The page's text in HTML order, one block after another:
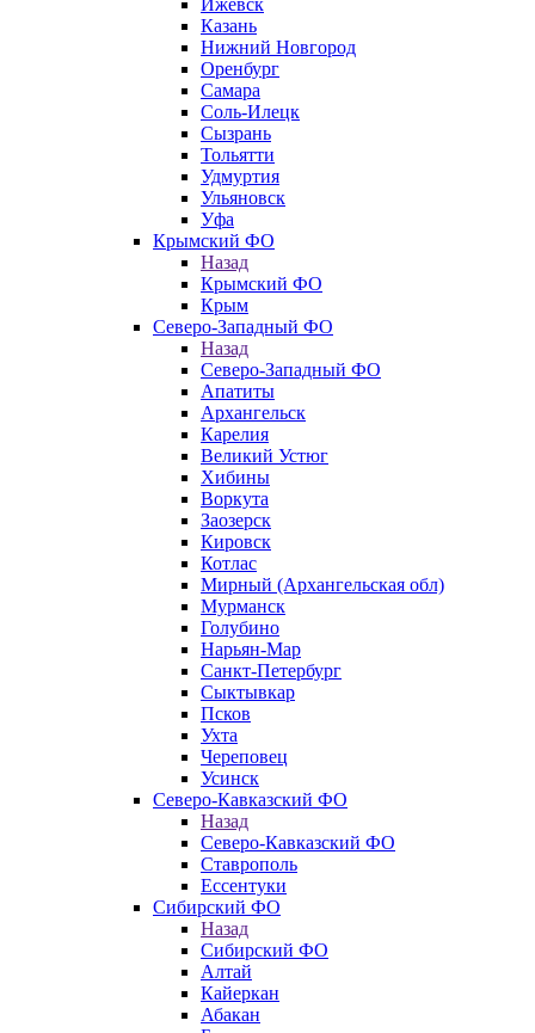
Ижевск
Казань
Нижний Новгород
Оренбург
Самара
Соль-Илецк
Сызрань
Тольятти
Удмуртия
Ульяновск
Уфа
Крымский ФО
Назад
Крымский ФО
Крым
Северо-Западный ФО
Назад
Северо-Западный ФО
Апатиты
Архангельск
Карелия
Великий Устюг
Хибины
Воркута
Заозерск
Кировск
Котлас
Мирный (Архангельская обл)
Мурманск
Голубино
Нарьян-Мар
Санкт-Петербург
Сыктывкар
Псков
Ухта
Череповец
Усинск
Северо-Кавказский ФО
Назад
Северо-Кавказский ФО
Ставрополь
Ессентуки
Сибирский ФО
Назад
Сибирский ФО
Алтай
Кайеркан
Абакан